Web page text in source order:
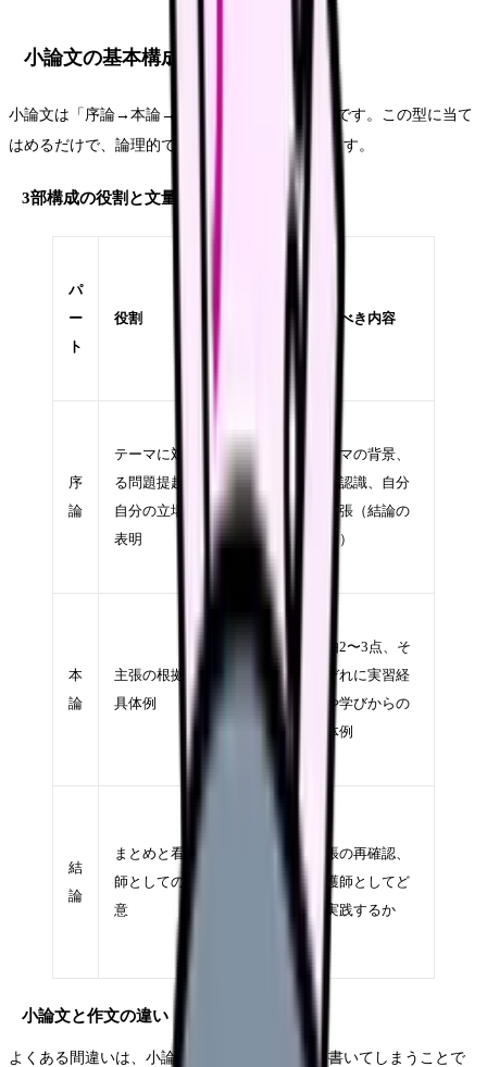
小論文の基本構成テンプレート
小論文は「序論→本論→結論」の3部構成が基本です。この型に当て
はめるだけで、論理的で読みやすい文章になります。
3部構成の役割と文量の目安
パ
ー
ト
役割 書くべき内容
序
論
テーマに対す
る問題提起と
自分の立場の
表明
150〜
（全体
の
20%）
テーマの背景、
現状認識、自分
の主張（結論の
予告）
本
論
主張の根拠と
具体例
理由2〜3点、そ
れぞれに実習経
験や学びからの
具体例
結
論
まとめと看護
師としての決
意
主張の再確認、
看護師としてど
う実践するか
小論文と作文の違い
よくある間違いは、小論文を「作文」のように書いてしまうことで